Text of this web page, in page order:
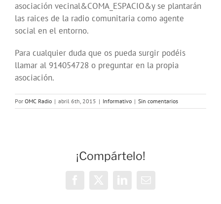
asociación vecinal&COMA_ESPACIO&y se plantarán
las raices de la radio comunitaria como agente
social en el entorno.
Para cualquier duda que os pueda surgir podéis
llamar al 914054728 o preguntar en la propia
asociación.
Por OMC Radio | abril 6th, 2015 | Informativo | Sin comentarios
¡Compártelo!